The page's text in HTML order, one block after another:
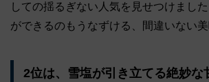
しての揺るぎない人気を見せつけまし
ができるのもうなずける、間違いない美
2位は、雪塩が引き立てる絶妙な